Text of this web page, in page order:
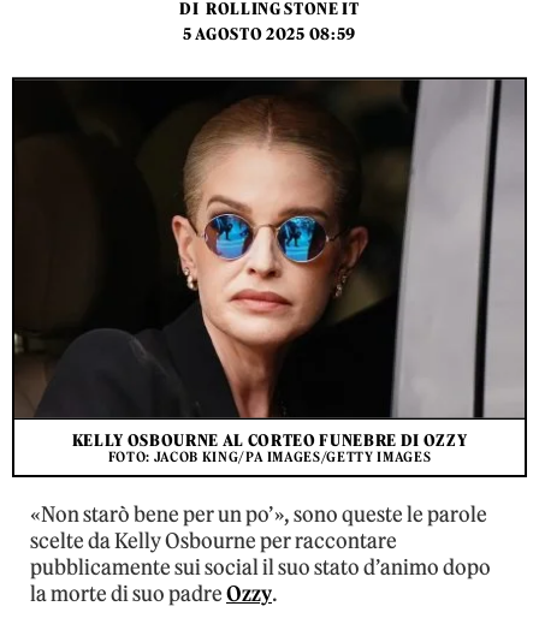
DI ROLLING STONE IT
5 AGOSTO 2025 08:59
KELLY OSBOURNE AL CORTEO FUNEBRE DI OZZY
FOTO: JACOB KING/PA IMAGES/GETTY IMAGES
«Non starò bene per un po’», sono queste le parole
scelte da Kelly Osbourne per raccontare
pubblicamente sui social il suo stato d’animo dopo
la morte di suo padreOzzy.